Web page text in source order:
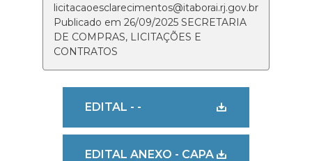
licitacaoesclarecimentos@itaborai.rj.gov.br
Publicado em 26/09/2025 SECRETARIA
DE COMPRAS, LICITAÇÕES E
CONTRATOS
EDITAL - -
EDITAL ANEXO - CAPA